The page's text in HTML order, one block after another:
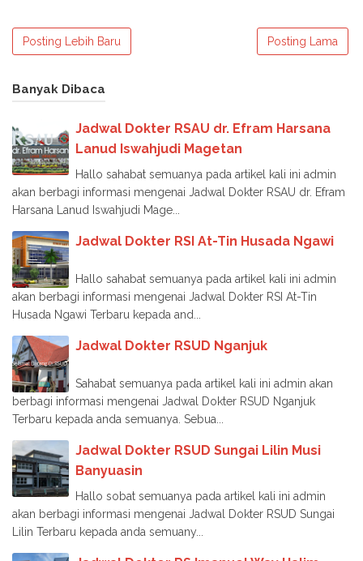
Posting Lebih Baru Posting Lama
Banyak Dibaca
Jadwal Dokter RSAU dr. Efram Harsana
Lanud Iswahjudi Magetan
Hallo sahabat semuanya pada artikel kali ini admin
akan berbagi informasi mengenai Jadwal Dokter RSAU dr. Efram
Harsana Lanud Iswahjudi Mage...
Jadwal Dokter RSI At-Tin Husada Ngawi
Hallo sahabat semuanya pada artikel kali ini admin
akan berbagi informasi mengenai Jadwal Dokter RSI At-Tin
Husada Ngawi Terbaru kepada and...
Jadwal Dokter RSUD Nganjuk
Sahabat semuanya pada artikel kali ini admin akan
berbagi informasi mengenai Jadwal Dokter RSUD Nganjuk
Terbaru kepada anda semuanya. Sebua...
Jadwal Dokter RSUD Sungai Lilin Musi
Banyuasin
Hallo sobat semuanya pada artikel kali ini admin
akan berbagi informasi mengenai Jadwal Dokter RSUD Sungai
Lilin Terbaru kepada anda semuany...